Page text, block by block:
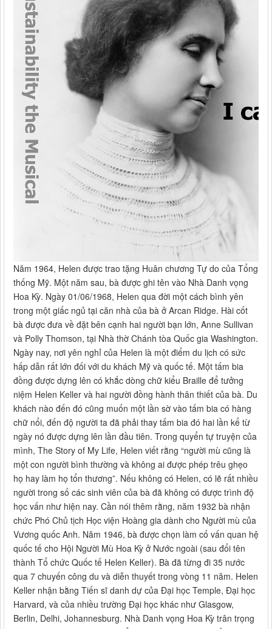
Năm 1964, Helen được trao tặng Huân chương Tự do của Tổng
thống Mỹ. Một năm sau, bà được ghi tên vào Nhà Danh vọng
Hoa Kỳ. Ngày 01/06/1968, Helen qua đời một cách bình yên
trong một giấc ngủ tại căn nhà của bà ở Arcan Ridge. Hài cốt
bà được đưa về đặt bên cạnh hai người bạn lớn, Anne Sullivan
và Polly Thomson, tại Nhà thờ Chánh tòa Quốc gia Washington.
Ngày nay, nơi yên nghỉ của Helen là một điểm du lịch có sức
hấp dẫn rất lớn đối với du khách Mỹ và quốc tế. Một tấm bia
đồng được dựng lên có khắc dòng chữ kiểu Braille để tưởng
niệm Helen Keller và hai người đồng hành thân thiết của bà. Du
khách nào đến đó cũng muốn một lần sờ vào tấm bia có hàng
chữ nổi, đến độ người ta đã phải thay tấm bia đó hai lần kể từ
ngày nó được dựng lên lần đầu tiên. Trong quyển tự truyện của
mình, The Story of My Life, Helen viết rằng “người mù cũng là
một con người bình thường và không ai được phép trêu ghẹo
họ hay làm họ tổn thương”. Nếu không có Helen, có lẽ rất nhiều
người trong số các sinh viên của bà đã không có được trình độ
học vấn như hiện nay. Cần nói thêm rằng, năm 1932 bà nhận
chức Phó Chủ tịch Học viện Hoàng gia dành cho Người mù của
Vương quốc Anh. Năm 1946, bà được chọn làm cố vấn quan hệ
quốc tế cho Hội Người Mù Hoa Kỳ ở Nước ngoài (sau đổi tên
thành Tổ chức Quốc tế Helen Keller). Bà đã từng đi 35 nước
qua 7 chuyến công du và diễn thuyết trong vòng 11 năm. Helen
Keller nhận bằng Tiến sĩ danh dự của Đại học Temple, Đại học
Harvard, và của nhiều trường Đại học khác như Glasgow,
Berlin, Delhi, Johannesburg. Nhà Danh vọng Hoa Kỳ trân trọng